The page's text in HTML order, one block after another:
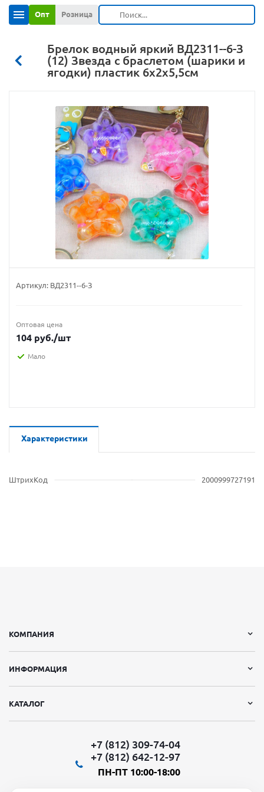
Опт Розница
Брелок водный яркий ВД2311--6-З
(12) Звезда с браслетом (шарики и
ягодки) пластик 6х2х5,5см
Артикул: ВД2311--6-З
Оптовая цена
104 руб./шт
Мало
Характеристики
ШтрихКод 2000999727191
КОМПАНИЯ
ИНФОРМАЦИЯ
КАТАЛОГ
+7 (812) 309-74-04
+7 (812) 642-12-97
ПН-ПТ 10:00-18:00